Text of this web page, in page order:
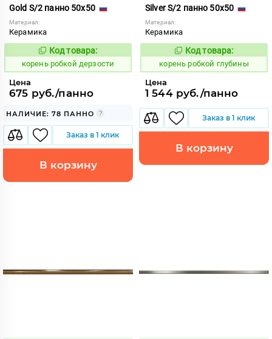
Gold S/2 панно 50x50
Материал:
Керамика
791020
Код товара:
корень робкой дерзости
Цена
675 руб./панно
НАЛИЧИЕ: 78 ПАННО
Заказ в 1 клик
В корзину
Silver S/2 панно 50x50
Материал:
Керамика
791017
Код товара:
корень робкой глубины
Цена
1 544 руб./панно
Заказ в 1 клик
В корзину